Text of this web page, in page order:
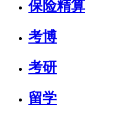
保险精算
考博
考研
留学